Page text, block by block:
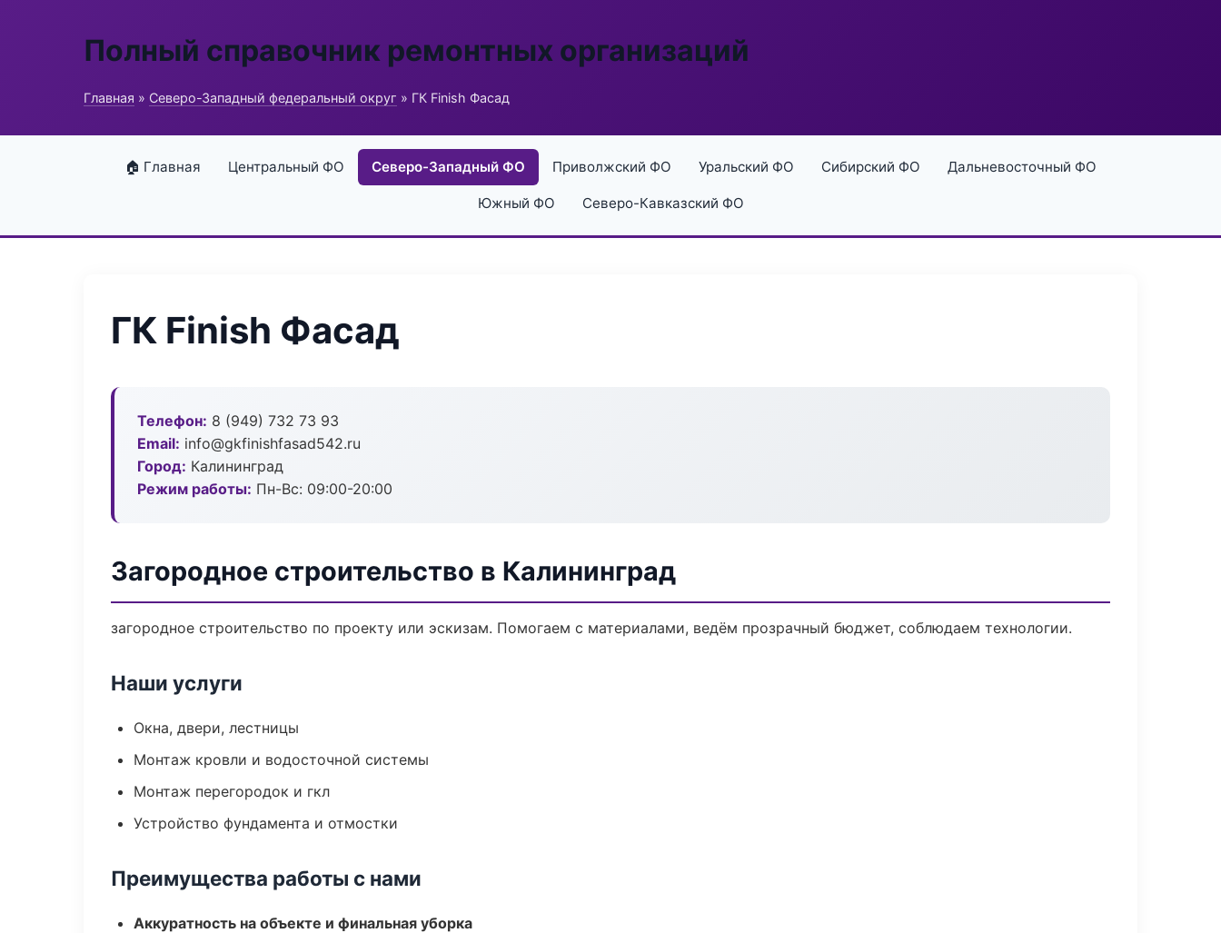
Полный справочник ремонтных организаций
Главная » Северо-Западный федеральный округ » ГК Finish Фасад
🏠 Главная Центральный ФО Северо-Западный ФО Приволжский ФО Уральский ФО Сибирский ФО Дальневосточный ФО
Южный ФО Северо-Кавказский ФО
ГК Finish Фасад
Телефон: 8 (949) 732 73 93
Email: info@gkfinishfasad542.ru
Город: Калининград
Режим работы: Пн-Вс: 09:00-20:00
Загородное строительство в Калининград
загородное строительство по проекту или эскизам. Помогаем с материалами, ведём прозрачный бюджет, соблюдаем технологии.
Наши услуги
Окна, двери, лестницы
Монтаж кровли и водосточной системы
Монтаж перегородок и гкл
Устройство фундамента и отмостки
Преимущества работы с нами
Аккуратность на объекте и финальная уборка